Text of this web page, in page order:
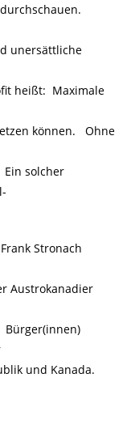
unersättliche
heißt: Maximale
können. Ohne
solcher
Stronach
Austrokanadier
und Kanada.